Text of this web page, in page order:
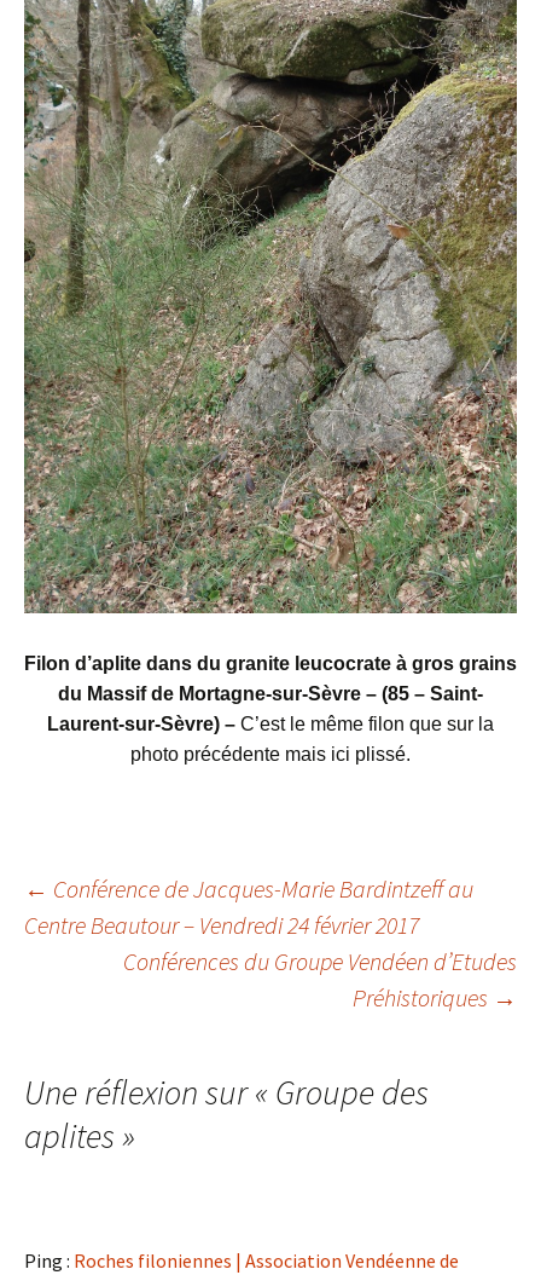
Filon d’aplite dans du granite leucocrate à gros grains
du Massif de Mortagne-sur-Sèvre – (85 – Saint-
Laurent-sur-Sèvre) – C’est le même filon que sur la
photo précédente mais ici plissé.
Navigation
← Conférence de Jacques-Marie Bardintzeff au
Centre Beautour – Vendredi 24 février 2017
Conférences du Groupe Vendéen d’Etudes
Préhistoriques →
Une réflexion sur « Groupe des
aplites»
Ping : Roches filoniennes | Association Vendéenne de